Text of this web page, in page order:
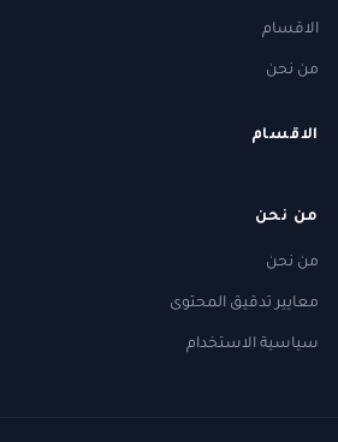
الاقسام
من نحن
الاقسام
من نحن
من نحن
معايير تدقيق المحتوى
سياسية الاستخدام